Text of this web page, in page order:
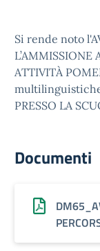
Si rende noto
L’AMMISSIONE
ATTIVITÀ
PRESSO LA
Documenti